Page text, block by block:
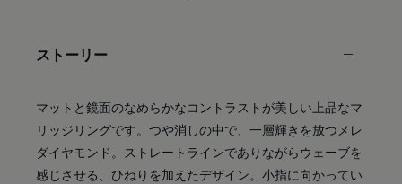
ストーリー
マットと鏡面のなめらかなコントラストが美しい上品なマ
リッジリングです。つや消しの中で、一層輝きを放つメレ
ダイヤモンド。ストレートラインでありながらウェーブを
感じさせる、ひねりを加えたデザイン。小指に向かってい